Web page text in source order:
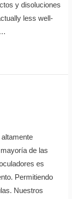
y disoluciones
less well-
de las
es
Permitiendo
Nuestros